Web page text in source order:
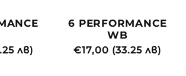
лв)
6 PERFORMANCE
WB
Редовна
€17,00 (33.25 лв)